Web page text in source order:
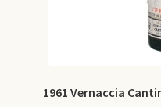
1961 Vernaccia